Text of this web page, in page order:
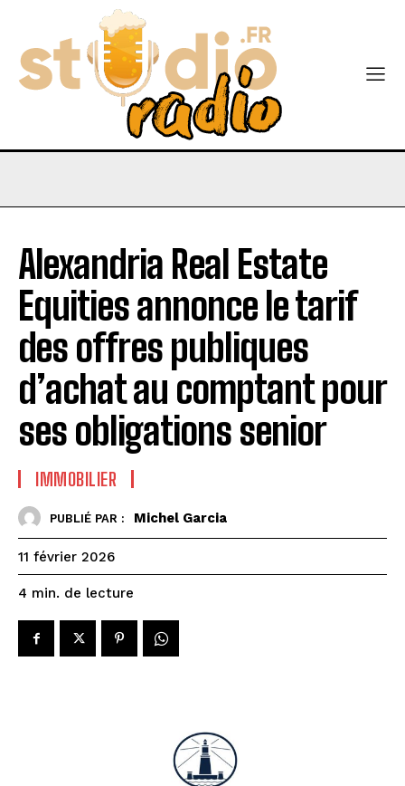
Alexandria Real Estate
Equities annonce le tarif
des offres publiques
d’achat au comptant pour
ses obligations senior
IMMOBILIER
PUBLIÉ PAR : Michel Garcia
11 février 2026
4 min. de lecture